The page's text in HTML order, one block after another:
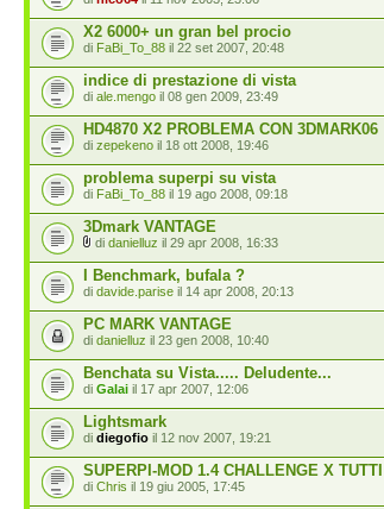
X2 6000+ un gran bel procio
di FaBi_To_88 il 22 set 2007, 20:48
indice di prestazione di vista
di ale.mengo il 08 gen 2009, 23:49
HD4870 X2 PROBLEMA CON 3DMARK06
di zepekeno il 18 ott 2008, 19:46
problema superpi su vista
di FaBi_To_88 il 19 ago 2008, 09:18
3Dmark VANTAGE
di danielluz il 29 apr 2008, 16:33
I Benchmark, bufala ?
di davide.parise il 14 apr 2008, 20:13
PC MARK VANTAGE
di danielluz il 23 gen 2008, 10:40
Benchata su Vista..... Deludente...
di Galai il 17 apr 2007, 12:06
Lightsmark
di diegofio il 12 nov 2007, 19:21
SUPERPI-MOD 1.4 CHALLENGE X
di Chris il 19 giu 2005, 17:45